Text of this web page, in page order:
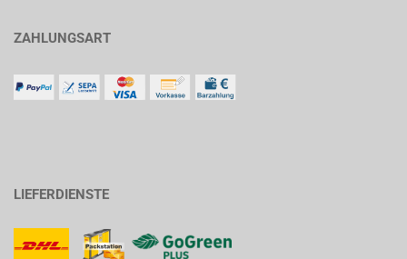
ZAHLUNGSART
LIEFERDIENSTE